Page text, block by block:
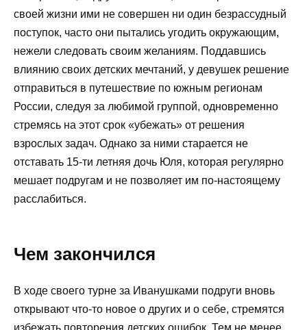
своей жизни ими не совершен ни один безрассудный
поступок, часто они пытались угодить окружающим,
нежели следовать своим желаниям. Поддавшись
влиянию своих детских мечтаний, у девушек решение
отправиться в путешествие по южным регионам
России, следуя за любимой группой, одновременно
стремясь на этот срок «убежать» от решения
взрослых задач. Однако за ними старается не
отставать 15-ти летняя дочь Юля, которая регулярно
мешает подругам и не позволяет им по-настоящему
расслабиться.
Чем закончился
В ходе своего турне за Иванушками подруги вновь
открывают что-то новое о других и о себе, стремятся